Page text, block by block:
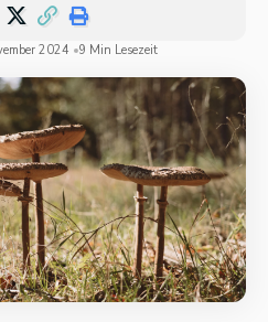
2024 9 Min Lesezeit